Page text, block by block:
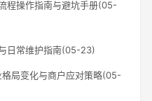
程操作指南与避坑手册(05-
日常维护指南(05-23)
局变化与商户应对策略(05-